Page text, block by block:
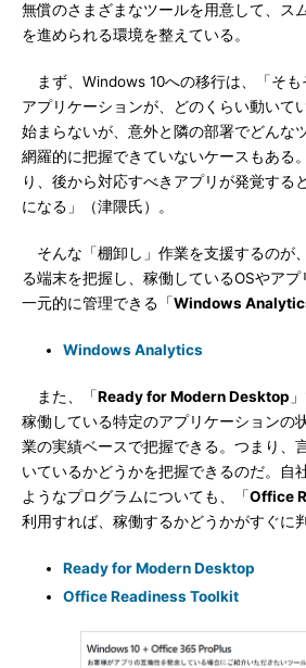
無償のさまざまなツールを用意して、ス
を進められる環境を整えている。
まず、Windows 10への移行は、「そも
アプリケーションが、どのくらい動いて
始まらないが、意外と隣の部署でどんな
網羅的に把握できていないケースもある
り、後から対応すべきアプリが発覚する
になる」（津隈氏）。
そんな「棚卸し」作業を支援するのが
る端末を把握し、稼働しているOSやア
一元的に管理できる「Windows
Windows Analytics
また、「Ready for Modern Desktop
稼働している特定のアプリケーションの
業の実績ベースで把握できる。つまり、
いているかどうかを把握できるのだ。自
ようなプログラムについても、「Office
利用すれば、稼働するかどうかがすぐに
Ready for Modern Desktop
Office Readiness Toolkit